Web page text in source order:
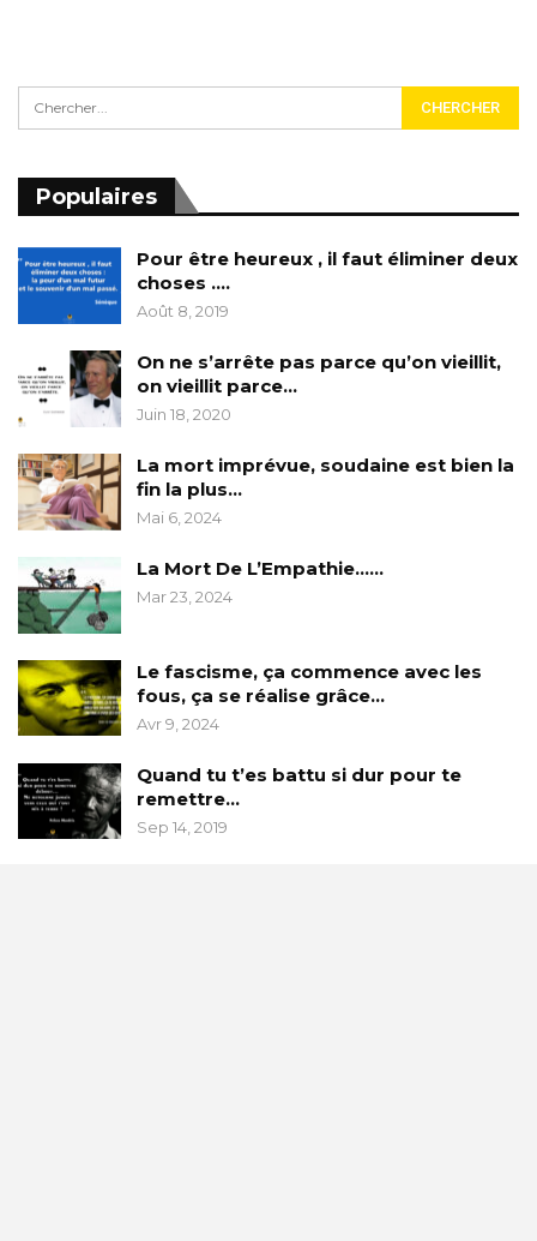
Populaires
Pour être heureux , il faut éliminer deux
choses ….
Août 8, 2019
On ne s’arrête pas parce qu’on vieillit,
on vieillit parce…
Juin 18, 2020
La mort imprévue, soudaine est bien la
fin la plus…
Mai 6, 2024
La Mort De L’Empathie……
Mar 23, 2024
Le fascisme, ça commence avec les
fous, ça se réalise grâce…
Avr 9, 2024
Quand tu t’es battu si dur pour te
remettre…
Sep 14, 2019